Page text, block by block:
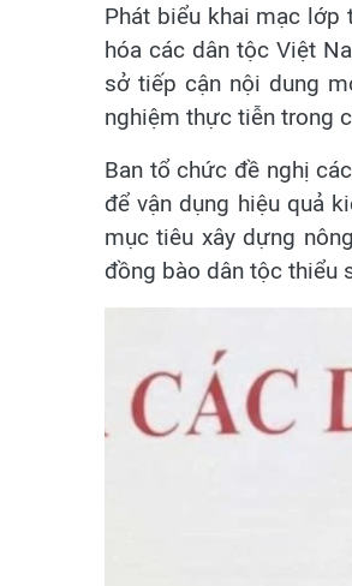
Phát biểu khai mạc lớp
hóa các dân tộc Việt
sở tiếp cận nội dung
nghiệm thực tiễn trong
Ban tổ chức đề nghị
để vận dụng hiệu quả
mục tiêu xây dựng
đồng bào dân tộc thiểu